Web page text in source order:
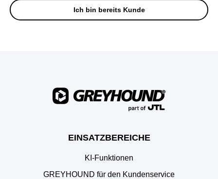
Ich bin bereits Kunde
EINSATZBEREICHE
KI-Funktionen
GREYHOUND für den Kundenservice